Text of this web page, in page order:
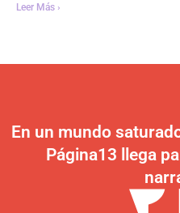
Leer Más ›
En un mundo
Página13 llega